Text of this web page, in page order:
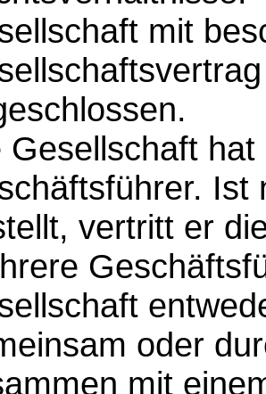
mit
Gesellschaft
Ist
vertritt er
oder
mit